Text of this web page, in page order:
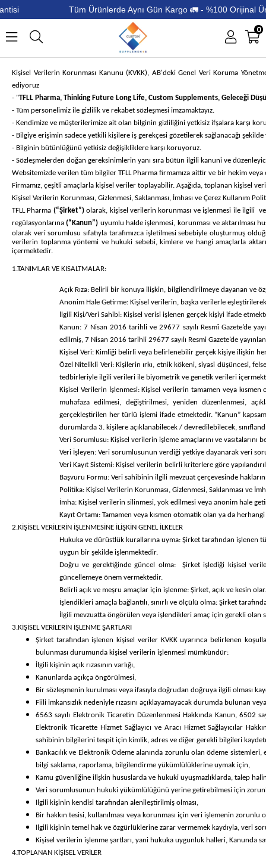
Tüm Ürünlerde Aynı Gün Kargo 🚛 - %100 Orijinal Ürün
0
Kişisel Verilerin Korunması Kanunu (KVKK), AB'deki Genel Veri Koruma
ediyoruz
- "TFLL Pharma, Thinking Future Long Life, Custom Supplements, Geleceği
- Tüm personelimiz ile gizlilik ve rekabet sözleşmesi imzamaktayız.
- Kendimize ve müşterilerimize ait olan bilginin gizliliğini yetkisiz ifşalara karşı
- Bilgiye erişimin sadece yetkili kişilere iş gerekçesi gözetilerek sağlanacağı
- Bilginin bütünlüğünü yetkisiz değişikliklere karşı koruyoruz.
- Sözleşmelerden doğan gereksinimlerin yanı sıra bütün ilgili kanuni ve
Websitemizde verilen tüm bilgiler TFLL Pharma firmamıza aittir ve bir hekim veya
Firmamız, çeşitli amaçlarla kişisel veriler toplayabilir. Aşağıda, toplanan kişisel
Kişisel Verilerin Korunması, Gizlenmesi, Saklanması, İmhası ve Çerez Kullanım
TFLL Pharma (“Şirket”)olarak, kişisel verilerin korunması ve işlenmesi ile ilgili
regülasyonlarına(“Kanun”) uyumlu halde işlenmesi, korunması ve aktarılması
olarak veri sorumlusu sıfatıyla tarafımızca işletilmesi sebebiyle oluşturmuş
verilerin toplanma yöntemi ve hukuki sebebi, kimlere ve hangi amaçlarla
içermektedir.
1.TANIMLAR VE KISALTMALAR:
Açık Rıza: Belirli bir konuya ilişkin, bilgilendirilmeye dayanan ve
Anonim Hale Getirme: Kişisel verilerin, başka verilerle
İlgili Kişi/Veri Sahibi: Kişisel verisi işlenen gerçek kişiyi ifade
Kanun:7 Nisan 2016 tarihli ve 29677 sayılı Resmî Gazete’de
edilmiş, 7 Nisan 2016 tarihli 29677 sayılı Resmi Gazete’de
Kişisel Veri: Kimliği belirli veya belirlenebilir gerçek kişiye ilişkin
Özel Nitelikli Veri:Kişilerin ırkı, etnik kökeni, siyasi düşüncesi,
tedbirleriyle ilgili verileri ile biyometrik ve genetik verileri
Kişisel Verilerin İşlenmesi:Kişisel verilerin tamamen veya
muhafaza edilmesi, değiştirilmesi, yeniden düzenlenmesi,
gerçekleştirilen her türlü işlemi ifade etmektedir. “Kanun”
durumlarda 3. kişilere açıklanabilecek / devredilebilecek,
Veri Sorumlusu: Kişisel verilerin işleme amaçlarını ve
Veri İşleyen: Veri sorumlusunun verdiği yetkiye dayanarak veri
Veri Kayıt Sistemi: Kişisel verilerin belirli kriterlere göre
Başvuru Formu: Veri sahibinin ilgili mevzuat çerçevesinde
Politika: Kişisel Verilerin Korunması, Gizlenmesi, Saklanması ve
İmha: Kişisel verilerin silinmesi, yok edilmesi veya anonim hale
Kayıt Ortamı: Tamamen veya kısmen otomatik olan ya da
2.KİŞİSEL VERİLERİN İŞLENMESİNE İLİŞKİN GENEL İLKELER
Hukuka ve dürüstlük kurallarına uyma:Şirket tarafından işlenen
uygun bir şekilde işlenmektedir.
Doğru ve gerektiğinde güncel olma: Şirket işlediği kişisel
güncellemeye önem vermektedir.
Belirli açık ve meşru amaçlar için işlenme: Şirket, açık ve kesin
İşlendikleri amaçla bağlantılı, sınırlı ve ölçülü olma: Şirket
İlgili mevzuatta öngörülen veya işlendikleri amaç için gerekli olan
3.KİŞİSEL VERİLERİN İŞLENME ŞARTLARI
Şirket tarafından işlenen kişisel veriler KVKK uyarınca belirlenen
bulunması durumunda kişisel verilerin işlenmesi mümkündür:
İlgili kişinin açık rızasının varlığı,
Kanunlarda açıkça öngörülmesi,
Bir sözleşmenin kurulması veya ifasıyla doğrudan doğruya ilgili olması
Fiili imkansızlık nedeniyle rızasını açıklayamayacak durumda bulunan
6563 sayılı Elektronik Ticaretin Düzenlenmesi Hakkında Kanun, 6502
Elektronik Ticarette Hizmet Sağlayıcı ve Aracı Hizmet Sağlayıcılar
sahibinin bilgilerini tespit için kimlik, adres ve diğer gerekli bilgileri
Bankacılık ve Elektronik Ödeme alanında zorunlu olan ödeme
bilgi saklama, raporlama, bilgilendirme yükümlülüklerine uymak için,
Kamu güvenliğine ilişkin hususlarda ve hukuki uyuşmazlıklarda, talep
Veri sorumlusunun hukuki yükümlülüğünü yerine getirebilmesi için
İlgili kişinin kendisi tarafından alenileştirilmiş olması,
Bir hakkın tesisi, kullanılması veya korunması için veri işlemenin zorunlu
İlgili kişinin temel hak ve özgürlüklerine zarar vermemek kaydıyla, veri
Kişisel verilerin işlenme şartları, yani hukuka uygunluk halleri, Kanunda
4.TOPLANAN KİŞİSEL VERİLER